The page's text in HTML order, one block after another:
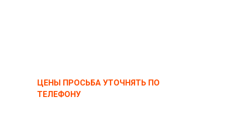
ЦЕНЫ ПРОСЬБА УТОЧНЯТЬ ПО
ТЕЛЕФОНУ